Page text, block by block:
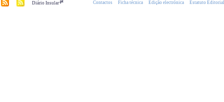
Diário Insular.pt Contactos Ficha técnica Edição electrónica Estatuto Editorial